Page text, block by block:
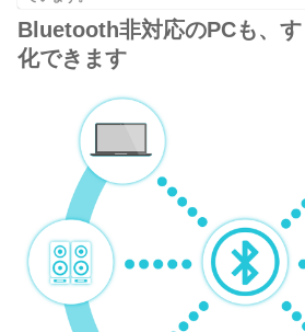
Bluetooth非対応のPCも、
化できます